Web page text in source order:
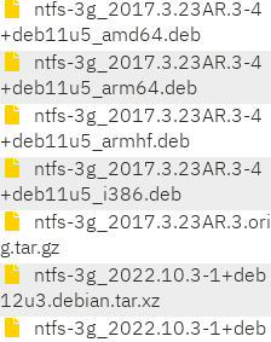
ntfs-3g_2017.3.23AR.3-4
+deb11u5_amd64.deb
ntfs-3g_2017.3.23AR.3-4
+deb11u5_arm64.deb
ntfs-3g_2017.3.23AR.3-4
+deb11u5_armhf.deb
ntfs-3g_2017.3.23AR.3-4
+deb11u5_i386.deb
ntfs-3g_2017.3.23AR.3.ori
g.tar.gz
ntfs-3g_2022.10.3-1+deb
12u3.debian.tar.xz
ntfs-3g_2022.10.3-1+deb